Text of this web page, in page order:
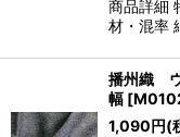
商品詳細
材・混率
播州織
幅 [
1,090円(